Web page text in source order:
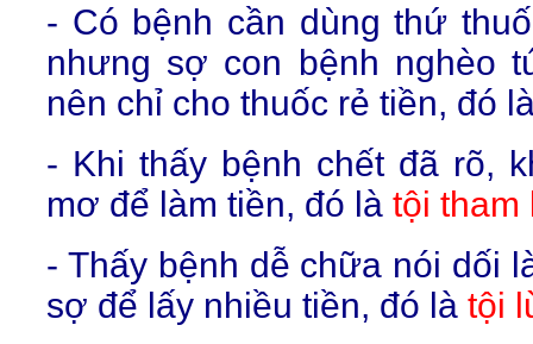
- Có bệnh cần dùng thứ
nhưng sợ con bệnh nghèo
nên chỉ cho thuốc rẻ tiền, đó
- Khi thấy bệnh chết đã rõ,
mơ để làm tiền, đó là tội tham
- Thấy bệnh dễ chữa nói dối
sợ để lấy nhiều tiền, đó là tội